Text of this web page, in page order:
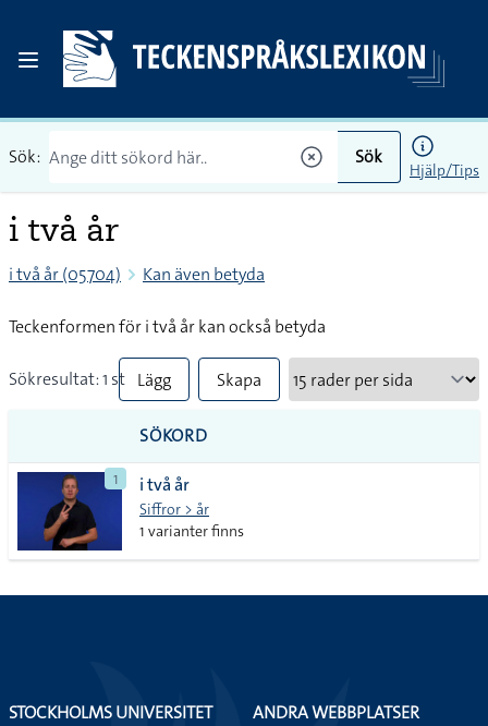
Sök: Sök
Hjälp/Tips
i två år
i två år (05704) Kan även betyda
Teckenformen för i två år kan också betyda
Sökresultat: 1 st Lägg
till
alla i
lista
Skapa
SÖKORD
1 i två år
Siffror > år
1 varianter finns
STOCKHOLMS UNIVERSITET
ANDRA WEBBPLATSER